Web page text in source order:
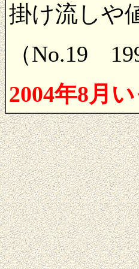
掛け流しや
（No.19
2004年8月